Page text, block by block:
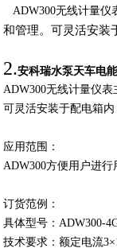
ADW300无线计量仪
和管理。可灵活安装
2.安科瑞水泵天车电
ADW300无线计量仪
可灵活安装于配电箱
应用范围：
ADW300方便用户进
订货范例：
具体型号：ADW300-
技术要求：额定电流